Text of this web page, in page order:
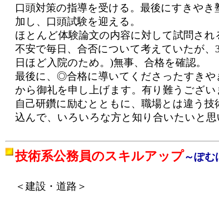
口頭対策の指導を受ける。最後にすきやき
加し、口頭試験を迎える。
ほとんど体験論文の内容に対して試問され
不安で毎日、合否について考えていたが、
日ほど入院のため。)無事、合格を確認。
最後に、◎合格に導いてくださったすきや
から御礼を申し上げます。有り難うござ
自己研鑽に励むとともに、職場とは違う技
込んで、いろいろな方と知り合いたいと
技術系公務員のスキルアップ～ぽ
＜建設・道路＞